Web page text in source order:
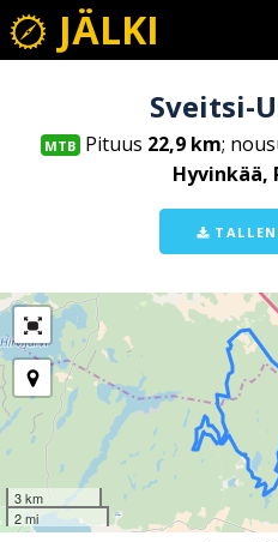
JÄLKI
Sveitsi-
MTB Pituus 22,9 km;
Hyvinkää,
3 km
2 mi